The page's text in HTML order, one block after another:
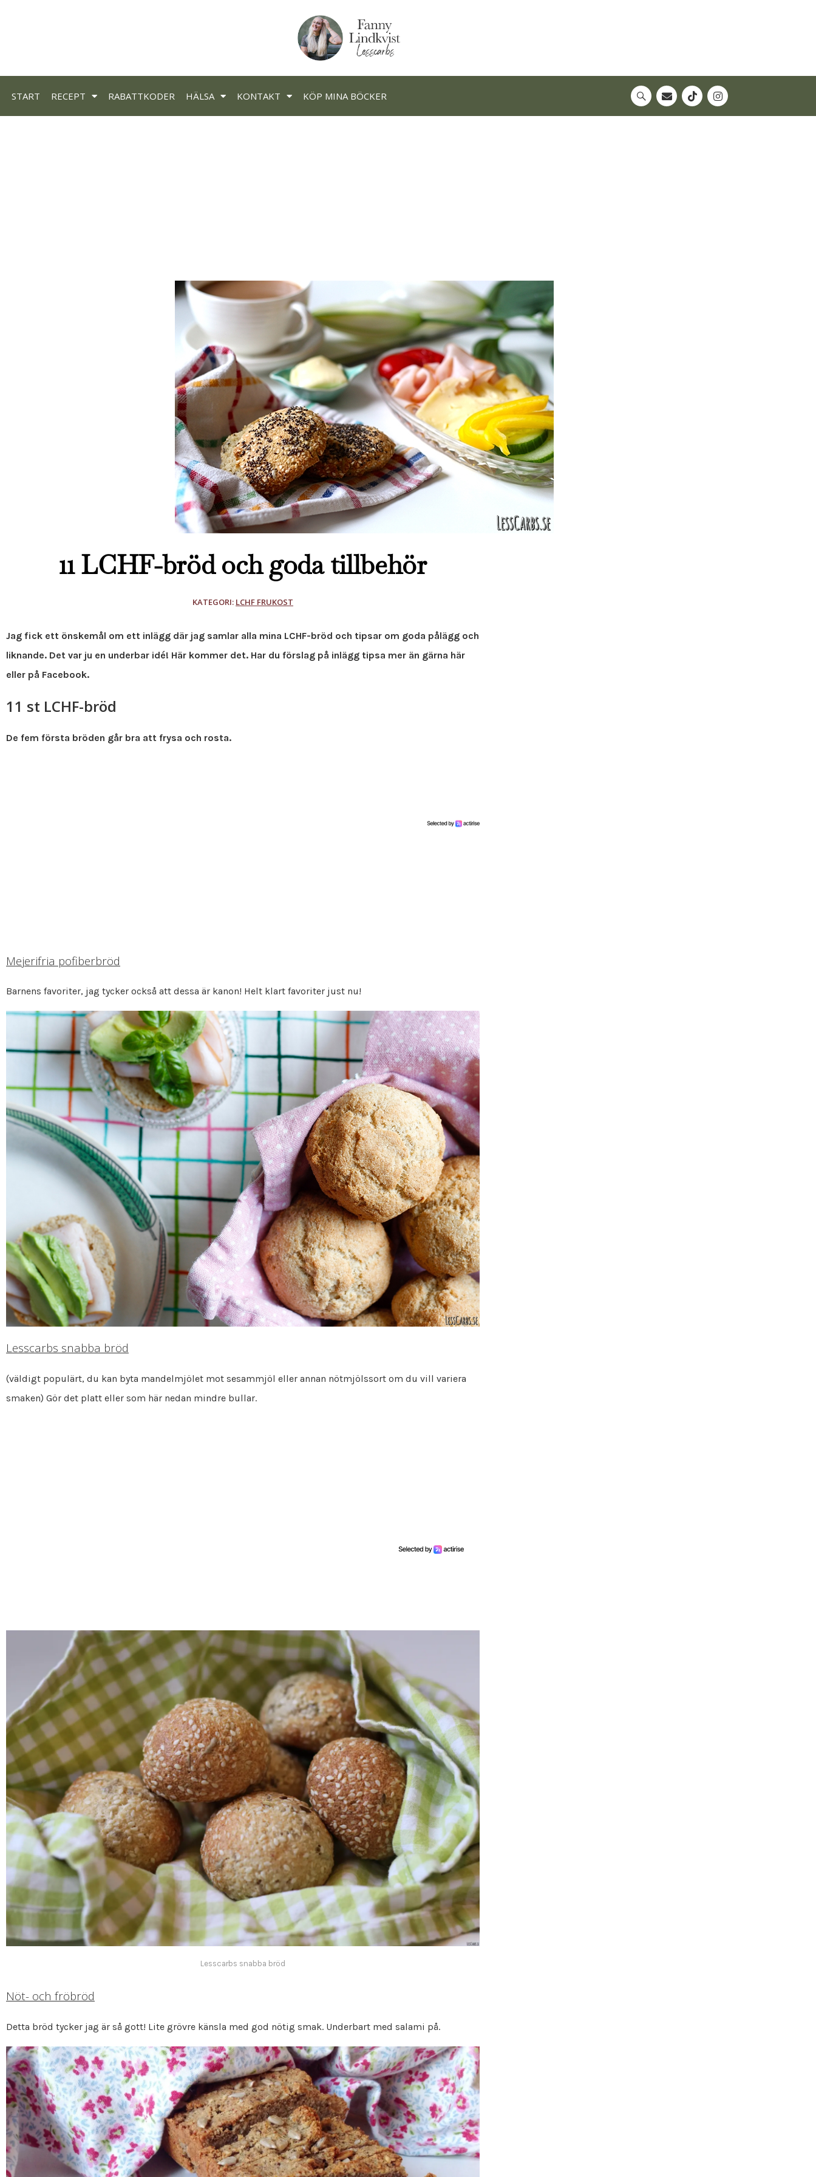
START RECEPT RABATTKODER HÄLSA KONTAKT KÖP MINA BÖCKER
11 LCHF-bröd och goda tillbehör
KATEGORI: LCHF FRUKOST
Jag fick ett önskemål om ett inlägg där jag samlar alla mina LCHF-bröd och tipsar om goda pålägg och
liknande. Det var ju en underbar idé! Här kommer det. Har du förslag på inlägg tipsa mer än gärna här
eller på Facebook.
11 st LCHF-bröd
De fem första bröden går bra att frysa och rosta.
Mejerifria pofiberbröd
Barnens favoriter, jag tycker också att dessa är kanon! Helt klart favoriter just nu!
Lesscarbs snabba bröd
(väldigt populärt, du kan byta mandelmjölet mot sesammjöl eller annan nötmjölssort om du vill variera
smaken) Gör det platt eller som här nedan mindre bullar.
Lesscarbs snabba bröd
Nöt- och fröbröd
Detta bröd tycker jag är så gott! Lite grövre känsla med god nötig smak. Underbart med salami på.